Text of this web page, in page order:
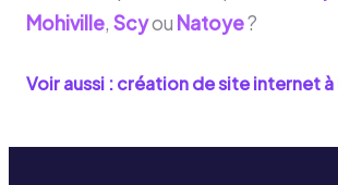
Mohiville, Scyou Natoye?
Voir aussi : création de site internet à